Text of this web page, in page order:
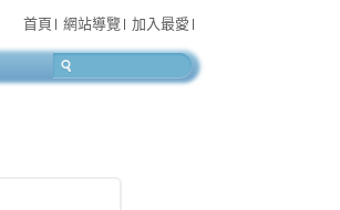
首頁 網站導覽 加入最愛